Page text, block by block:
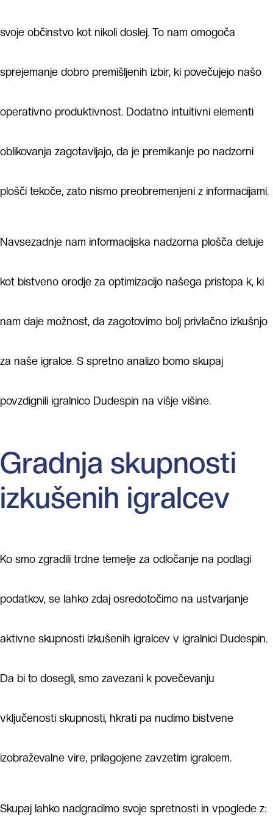
svoje občinstvo kot nikoli doslej. To nam omogoča
sprejemanje dobro premišljenih izbir, ki povečujejo našo
operativno produktivnost. Dodatno intuitivni elementi
oblikovanja zagotavljajo, da je premikanje po nadzorni
plošči tekoče, zato nismo preobremenjeni z informacijami.
Navsezadnje nam informacijska nadzorna plošča deluje
kot bistveno orodje za optimizacijo našega pristopa k, ki
nam daje možnost, da zagotovimo bolj privlačno izkušnjo
za naše igralce. S spretno analizo bomo skupaj
povzdignili igralnico Dudespin na višje višine.
Gradnja skupnosti
izkušenih igralcev
Ko smo zgradili trdne temelje za odločanje na podlagi
podatkov, se lahko zdaj osredotočimo na ustvarjanje
aktivne skupnosti izkušenih igralcev v igralnici Dudespin.
Da bi to dosegli, smo zavezani k povečevanju
vključenosti skupnosti, hkrati pa nudimo bistvene
izobraževalne vire, prilagojene zavzetim igralcem.
Skupaj lahko nadgradimo svoje spretnosti in vpoglede z: